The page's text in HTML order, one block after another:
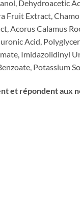
Dehydroacetic
Fruit Extract,
Acorus Calamus
Acid,
Imidazolidinyl
Potassium
et répondent aux